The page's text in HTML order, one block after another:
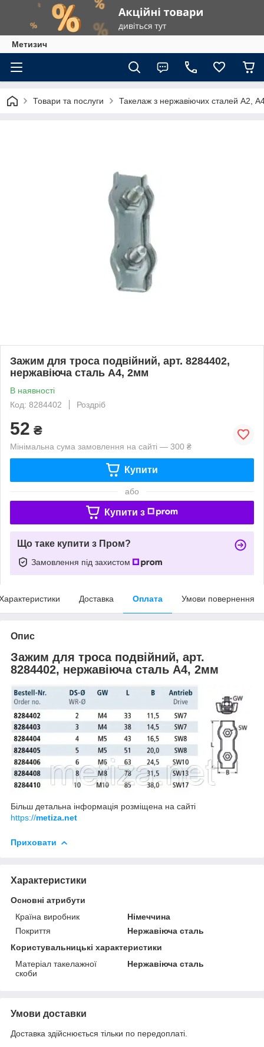
Метизич
Товари та послуги Такелаж з нержавіючих сталей А2,
Зажим для троса подвійний, арт. 8284402,
нержавіюча сталь А4, 2мм
В наявності
Код: 8284402
Роздріб
52 ₴
Мінімальна сума замовлення на сайті — 300 ₴
Купити
або
Купити з
Що таке купити з Пром?
Замовлення під захистом
Доставка Оплата Умови повернення
Опис
Зажим для троса подвійний, арт.
8284402, нержавіюча сталь А4, 2мм
Більш детальна інформація розміщена на сайті
https://metiza.net
Приховати
Характеристики
Основні атрибути
Країна виробник
Німеччина
Покриття
Нержавіюча сталь
Користувальницькі характеристики
Матеріал такелажної
скоби
Нержавіюча сталь
Умови доставки
Доставка здійснюється тільки по передоплаті.